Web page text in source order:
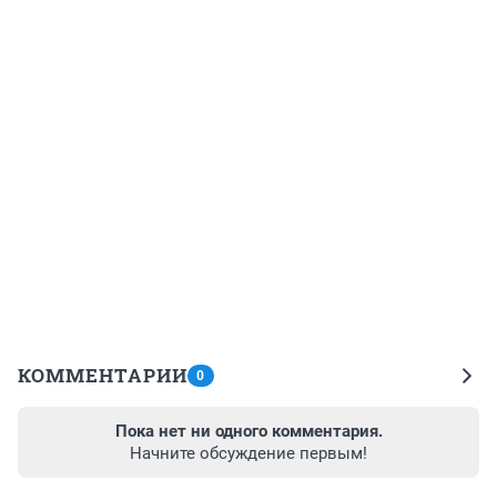
КОММЕНТАРИИ 0
Пока нет ни одного комментария.
Начните обсуждение первым!